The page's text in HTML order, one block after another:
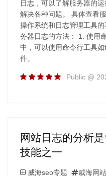
日志，可以了解服务器的
解决各种问题。 具体查看
操作系统和日志管理工具
务器日志的方法： 1. 使用
中，可以使用命令行工具
件。
Public @
网站日志的分析
技能之一
威海seo专题 威海网